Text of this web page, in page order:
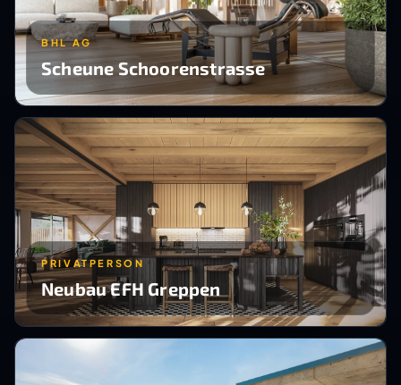
BHL AG
Scheune Schoorenstrasse
PRIVATPERSON
Neubau EFH Greppen